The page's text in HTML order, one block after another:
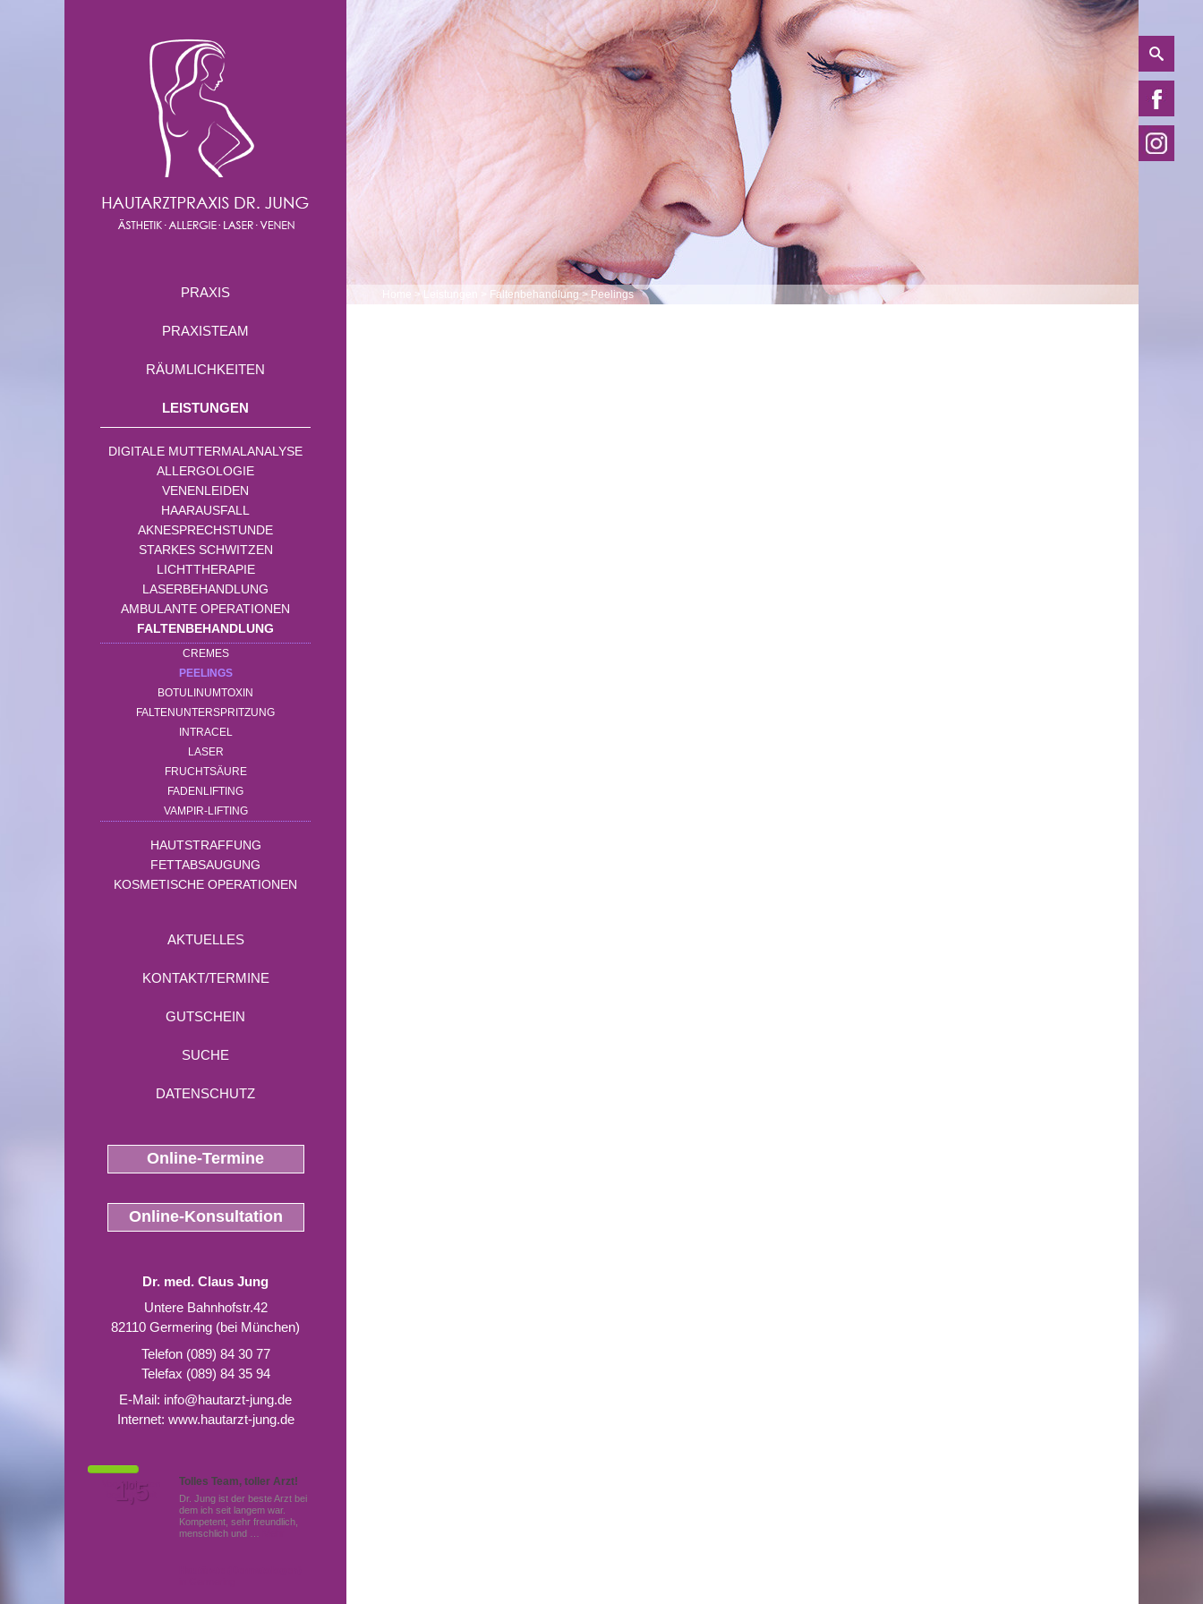
PRAXIS
PRAXISTEAM
RÄUMLICHKEITEN
LEISTUNGEN
DIGITALE MUTTERMALANALYSE
ALLERGOLOGIE
VENENLEIDEN
HAARAUSFALL
AKNESPRECHSTUNDE
STARKES SCHWITZEN
LICHTTHERAPIE
LASERBEHANDLUNG
AMBULANTE OPERATIONEN
FALTENBEHANDLUNG
CREMES
PEELINGS
BOTULINUMTOXIN
FALTENUNTERSPRITZUNG
INTRACEL
LASER
FRUCHTSÄURE
FADENLIFTING
VAMPIR-LIFTING
HAUTSTRAFFUNG
FETTABSAUGUNG
KOSMETISCHE OPERATIONEN
AKTUELLES
KONTAKT/TERMINE
GUTSCHEIN
SUCHE
DATENSCHUTZ
Online-Termine
Online-Konsultation
Dr. med. Claus Jung
Untere Bahnhofstr.42
82110 Germering (bei München)
Telefon (089) 84 30 77
Telefax (089) 84 35 94
E-Mail: info@hautarzt-jung.de
Internet: www.hautarzt-jung.de
Tolles Team, toller Arzt!
Dr. Jung ist der beste Arzt bei
dem ich seit langem war.
Kompetent, sehr freundlich,
menschlich und …
Von Patienten
bewertet mit
Note
1,5
> Leistungen Faltenbehandlung> Peelings